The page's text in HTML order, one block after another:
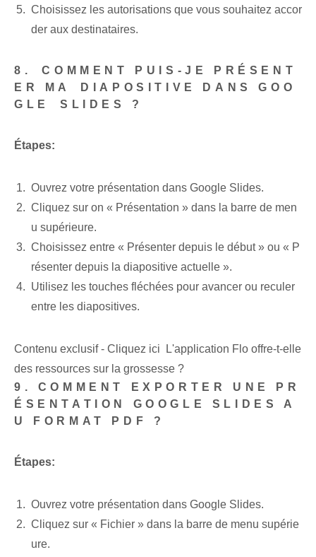
Choisissez​ les autorisations ​que vous souhaitez accor
der aux destinataires.
8.⁢ COMMENT PUIS-JE PRÉSENT
ER MA⁢ DIAPOSITIVE DANS GOO
GLE⁤ SLIDES ?
Étapes:
Ouvrez votre présentation dans Google Slides.
Cliquez sur ‌on‍ « Présentation »⁣ dans la barre de men
u supérieure.
Choisissez entre « Présenter depuis le début » ou « P
résenter depuis la ⁢diapositive⁤ actuelle ».
Utilisez les touches fléchées pour avancer ou reculer⁢
entre⁢ les diapositives.
Contenu exclusif - Cliquez ici L'application Flo offre-t-elle
des ressources sur la grossesse ?
9. COMMENT EXPORTER UNE PR
ÉSENTATION GOOGLE SLIDES A
U FORMAT PDF ?
Étapes:
Ouvrez votre présentation dans Google Slides.
Cliquez sur « Fichier » dans la barre de menu supérie
ure.